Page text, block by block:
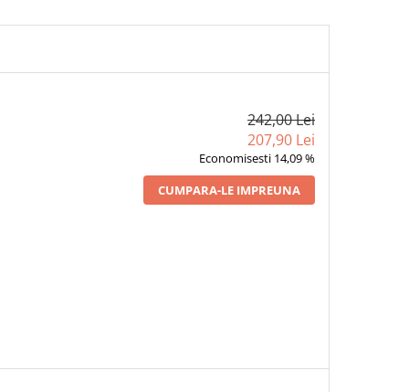
242,00 Lei
207,90 Lei
Economisesti 14,09 %
CUMPARA-LE IMPREUNA